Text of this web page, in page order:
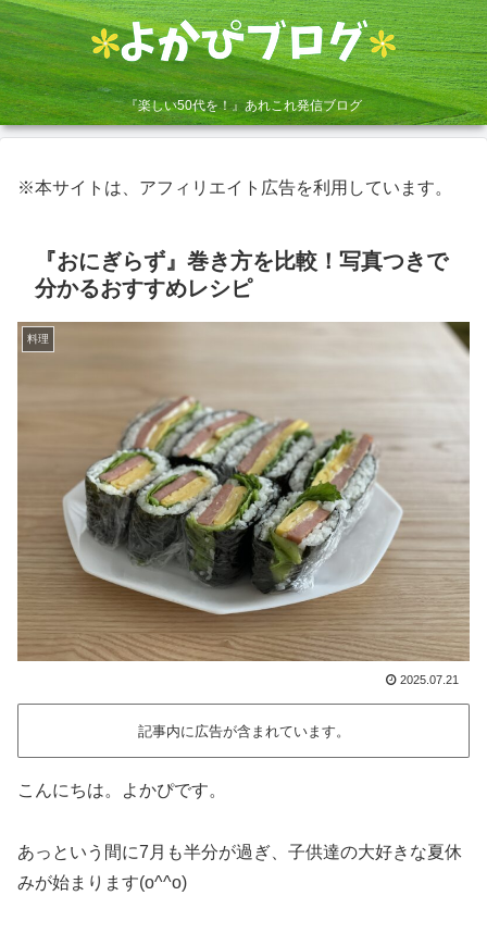
『楽しい50代を！』あれこれ発信ブログ
※本サイトは、アフィリエイト広告を利用しています。
『おにぎらず』巻き方を比較！写真つきで
分かるおすすめレシピ
料理
2025.07.21
記事内に広告が含まれています。
こんにちは。よかぴです。
あっという間に7月も半分が過ぎ、子供達の大好きな夏休
みが始まります(o^^o)